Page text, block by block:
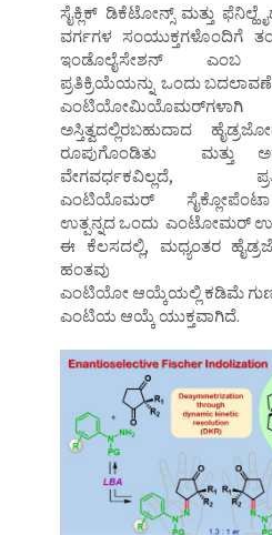
ಸೈಕ್ಲಿಕ್ ಡಿಕೆಟೋನ್ಸ್ ಮತ್ತು
ವರ್ಗಗಳ ಸಂಯುಕ್ತಗಳೊಂದಿಗೆ
ಇಂಡೊಲೈಸೇಶನ್
ಪ್ರತಿಕ್ರಿಯೆಯನ್ನು ಒಂದು
ಎಂಟಿಯೋಮಿಯೊಮರ್‌ಗಳಾಗಿ
ಅಸ್ತಿತ್ವದಲ್ಲಿರಬಹುದಾದ
ರೂಪುಗೊಂಡಿತು ಮತ್ತು
ವೇಗವರ್ಧಕವಿಲ್ಲದೆ,
ಎಂಟಿಯೊಮರ್
ಉತ್ಪನ್ನದ ಒಂದು ಎಂಟೋಮರ್
ಈ ಕೆಲಸದಲ್ಲಿ, ಮಧ್ಯಂತರ
ಹಂತವು
ಎಂಟಿಯೋ ಆಯ್ಕೆಯಲ್ಲಿ ಕಡಿಮೆ
ಎಂಟಿಯ ಆಯ್ಕೆ ಯುಕ್ತವಾಗಿದೆ.